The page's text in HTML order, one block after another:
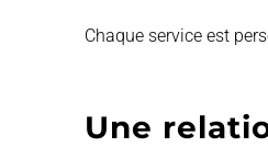
Chaque service est
Une